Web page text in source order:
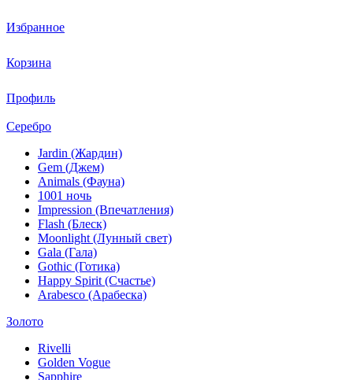
Избранное
Корзина
Профиль
Серебро
Jardin (Жардин)
Gem (Джем)
Animals (Фауна)
1001 ночь
Impression (Впечатления)
Flash (Блеск)
Moonlight (Лунный свет)
Gala (Гала)
Gothic (Готика)
Happy Spirit (Счастье)
Arabesco (Арабеска)
Золото
Rivelli
Golden Vogue
Sapphire